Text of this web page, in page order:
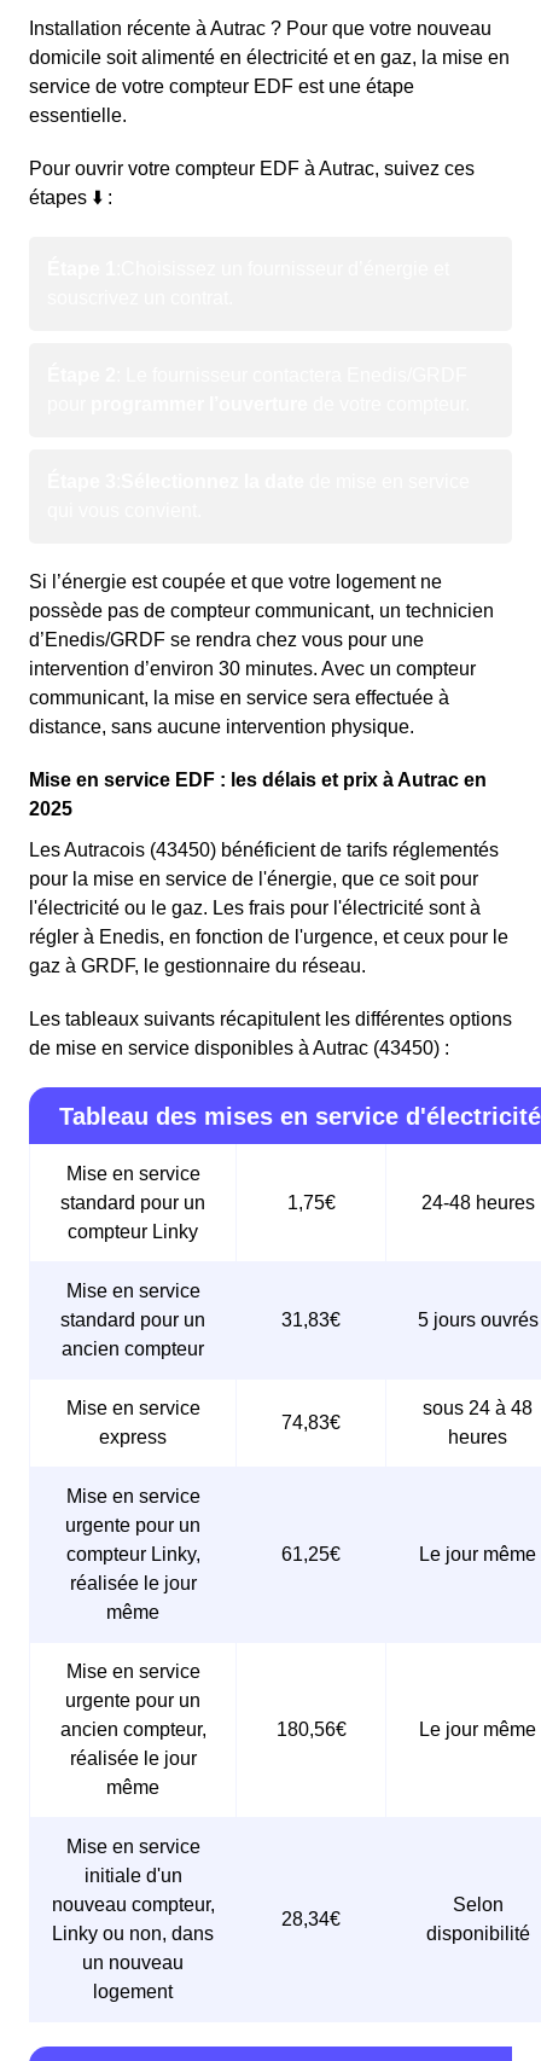
Installation récente à Autrac ? Pour que votre nouveau
domicile soit alimenté en électricité et en gaz, la mise en
service de votre compteur EDF est une étape
essentielle.
Pour ouvrir votre compteur EDF à Autrac, suivez ces
étapes ⬇️ :
Si l’énergie est coupée et que votre logement ne
possède pas de compteur communicant, un technicien
d’Enedis/GRDF se rendra chez vous pour une
intervention d’environ 30 minutes. Avec un compteur
communicant, la mise en service sera effectuée à
distance, sans aucune intervention physique.
Mise en service EDF : les délais et prix à Autrac en
2025
Les Autracois (43450) bénéficient de tarifs réglementés
pour la mise en service de l'énergie, que ce soit pour
l'électricité ou le gaz. Les frais pour l'électricité sont à
régler à Enedis, en fonction de l'urgence, et ceux pour le
gaz à GRDF, le gestionnaire du réseau.
Les tableaux suivants récapitulent les différentes options
de mise en service disponibles à Autrac (43450) :
Tableau des mises en service d'électricité
Mise en service
standard pour un
compteur Linky
1,75€ 24-48 heures
Mise en service
standard pour un
ancien compteur
31,83€ 5 jours ouvrés
Mise en service
express
74,83€
sous 24 à 48
heures
Mise en service
urgente pour un
compteur Linky,
réalisée le jour
même
61,25€ Le jour même
Mise en service
urgente pour un
ancien compteur,
réalisée le jour
même
180,56€ Le jour même
Mise en service
initiale d'un
nouveau compteur,
Linky ou non, dans
un nouveau
logement
28,34€
Selon
disponibilité